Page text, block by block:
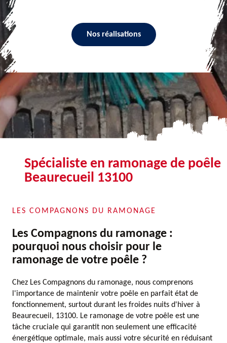
Nos réalisations
Spécialiste en ramonage de poêle
Beaurecueil 13100
LES COMPAGNONS DU RAMONAGE
Les Compagnons du ramonage :
pourquoi nous choisir pour le
ramonage de votre poêle ?
Chez Les Compagnons du ramonage, nous comprenons
l'importance de maintenir votre poêle en parfait état de
fonctionnement, surtout durant les froides nuits d'hiver à
Beaurecueil, 13100. Le ramonage de votre poêle est une
tâche cruciale qui garantit non seulement une efficacité
énergétique optimale, mais aussi votre sécurité en réduisant